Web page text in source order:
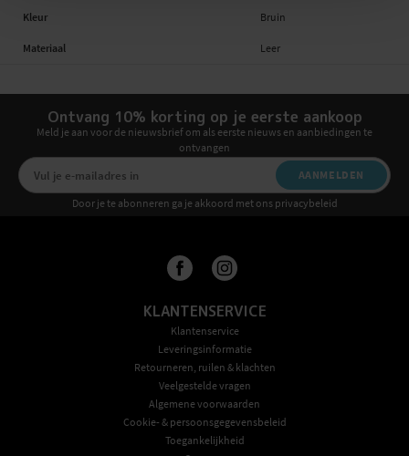
Kleur Bruin
Materiaal Leer
Ontvang 10% korting op je eerste aankoop
Meld je aan voor de nieuwsbrief om als eerste nieuws en aanbiedingen te
ontvangen
AANMELDEN
Door je te abonneren ga je akkoord met ons privacybeleid
KLANTENSERVICE
Klantenservice
Leveringsinformatie
Retourneren, ruilen & klachten
Veelgestelde vragen
Algemene voorwaarden
Cookie- & persoonsgegevensbeleid
Toegankelijkheid